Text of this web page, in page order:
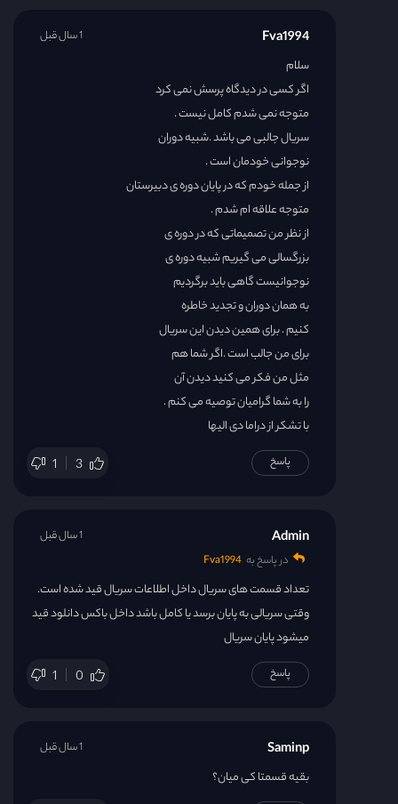
Fva1994
سلام
اگر کسی در دیدگاه پرسش نمی کرد
متوجه نمی شدم کامل نیست .
سریال جالبی می باشد .شبیه دوران
نوجوانی خودمان است .
از جمله خودم که در پایان دوره ی دبیرستان
متوجه علاقه ام شدم .
از نظر من تصمیماتی که در دوره ی
بزرگسالی می گیریم شبیه دوره ی
نوجوانیست گاهی باید برگردیم
به همان دوران و تجدید خاطره
کنیم . برای همین دیدن این سریال
برای من جالب است .اگر شما هم
مثل من فکر می کنید دیدن آن
را به شما گرامیان توصیه می کنم .
با تشکر از دراما دی الیها
1 3
1 سال قبل
پاسخ
Admin
در پاسخ به Fva1994
تعداد قسمت های سریال داخل اطلاعات سریال قید شده است.
وقتی سریالی به پایان برسد یا کامل باشد داخل باکس دانلود قید
میشود پایان سریال
1 0
1 سال قبل
پاسخ
Saminp
بقیه قسمتا کی میان؟
1 سال قبل